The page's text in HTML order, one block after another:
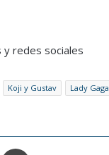
y redes sociales
Koji y Gustav Lady Gaga
Messenger